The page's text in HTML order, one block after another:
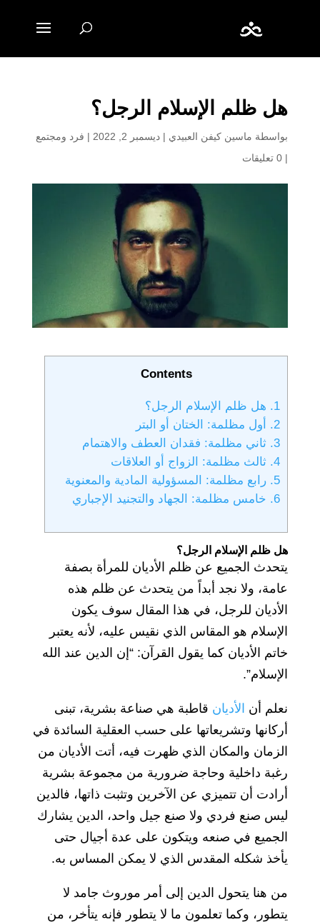
هل ظلم الإسلام الرجل؟
بواسطة ماسين كيفن العبيدي | ديسمبر 2, 2022 | فرد ومجتمع
| 0 تعليقات
Contents
1.
هل ظلم الإسلام الرجل؟
2.
أول مظلمة: الختان أو البتر
3. ثاني مظلمة: فقدان العطف والاهتمام
4. ثالث مظلمة: الزواج أو العلاقات
5. رابع مظلمة: المسؤولية المادية والمعنوية
6. خامس مظلمة: الجهاد والتجنيد الإجباري
هل ظلم الإسلام الرجل؟
يتحدث الجميع عن ظلم الأديان للمرأة بصفة
عامة، ولا نجد أبداً من يتحدث عن ظلم هذه
الأديان للرجل، في هذا المقال سوف يكون
الإسلام هو المقاس الذي نقيس عليه، لأنه يعتبر
خاتم الأديان كما يقول القرآن: “إن الدين عند الله
الإسلام”.
نعلم أن الأديان قاطبة هي صناعة بشرية، تبنى
أركانها وتشريعاتها على حسب العقلية السائدة في
الزمان والمكان الذي ظهرت فيه، أتت الأديان من
رغبة داخلية وحاجة ضرورية من مجموعة بشرية
أرادت أن تتميزي عن الآخرين وتثبت ذاتها، فالدين
ليس صنع فردي ولا صنع جيل واحد، الدين يشارك
الجميع في صنعه ويتكون على عدة أجيال حتى
يأخذ شكله المقدس الذي لا يمكن المساس به.
من هنا يتحول الدين إلى أمر موروث جامد لا
يتطور، وكما تعلمون ما لا يتطور فإنه يتأخر، من